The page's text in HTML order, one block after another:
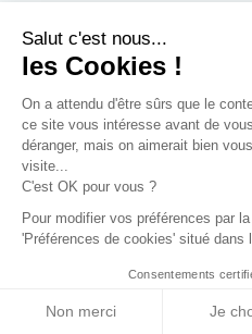
Salut c'est nous...
les Cookies !
On a attendu d'être sûrs que le
ce site vous intéresse avant de vous
déranger, mais on aimerait bien
visite...
C'est OK pour vous ?
Pour modifier vos préférences par
'Préférences de cookies' situé dans
Consentements
Non merci Je
L'une des manières les plus
s'engager avec un architecte
projets de références et les
découlent. Pour cela,
projets
et les avis d'autres
confiance.
Vous pouvez consulter toutes
de présentation de tous les
Archidvisor.